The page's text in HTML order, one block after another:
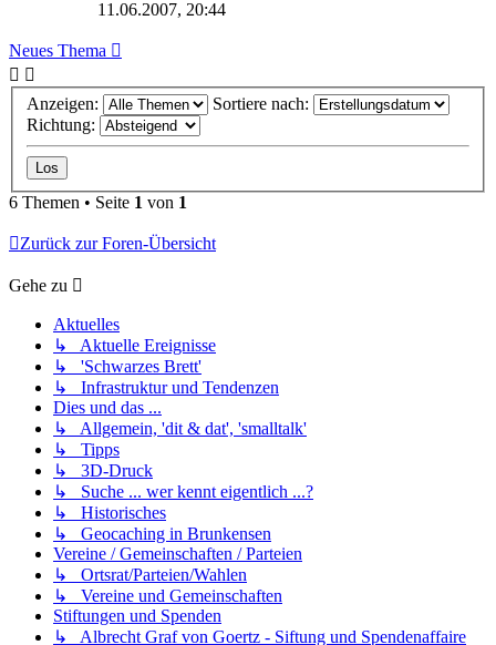
11.06.2007, 20:44
Neues Thema
Anzeigen:
Sortiere nach:
Richtung:
6 Themen • Seite 1 von 1
Zurück zur Foren-Übersicht
Gehe zu
Aktuelles
↳ Aktuelle Ereignisse
↳ 'Schwarzes Brett'
↳ Infrastruktur und Tendenzen
Dies und das ...
↳ Allgemein, 'dit & dat', 'smalltalk'
↳ Tipps
↳ 3D-Druck
↳ Suche ... wer kennt eigentlich ...?
↳ Historisches
↳ Geocaching in Brunkensen
Vereine / Gemeinschaften / Parteien
↳ Ortsrat/Parteien/Wahlen
↳ Vereine und Gemeinschaften
Stiftungen und Spenden
↳ Albrecht Graf von Goertz - Siftung und Spendenaffaire